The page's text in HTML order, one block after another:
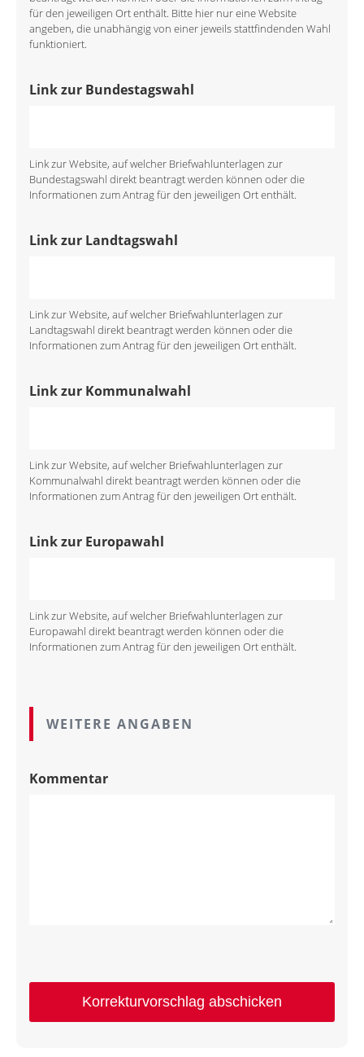
für den jeweiligen Ort enthält. Bitte hier nur eine Website
angeben, die unabhängig von einer jeweils stattfindenden Wahl
funktioniert.
Link zur Bundestagswahl
Link zur Website, auf welcher Briefwahlunterlagen zur
Bundestagswahl direkt beantragt werden können oder die
Informationen zum Antrag für den jeweiligen Ort enthält.
Link zur Landtagswahl
Link zur Website, auf welcher Briefwahlunterlagen zur
Landtagswahl direkt beantragt werden können oder die
Informationen zum Antrag für den jeweiligen Ort enthält.
Link zur Kommunalwahl
Link zur Website, auf welcher Briefwahlunterlagen zur
Kommunalwahl direkt beantragt werden können oder die
Informationen zum Antrag für den jeweiligen Ort enthält.
Link zur Europawahl
Link zur Website, auf welcher Briefwahlunterlagen zur
Europawahl direkt beantragt werden können oder die
Informationen zum Antrag für den jeweiligen Ort enthält.
WEITERE ANGABEN
Kommentar
Korrekturvorschlag abschicken